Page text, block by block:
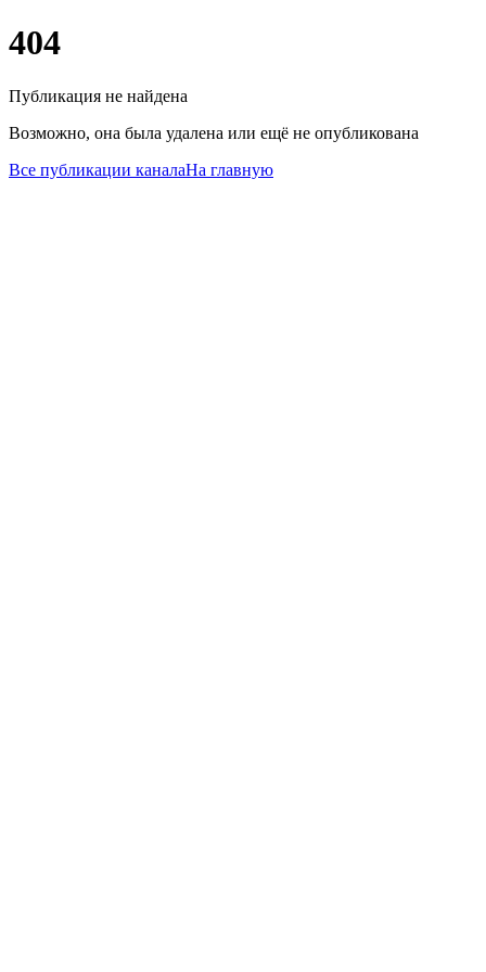
404
Публикация не найдена
Возможно, она была удалена или ещё не опубликована
Все публикации каналаНа главную